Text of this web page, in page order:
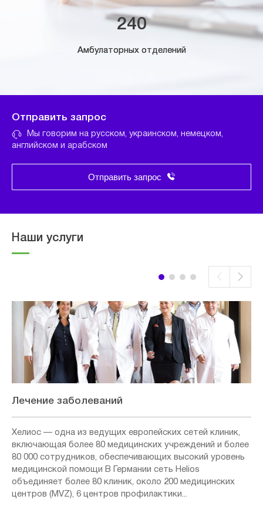
240
Амбулаторных отделений
Отправить запрос
Мы говорим на русском, украинском, немецком,
английском и арабском
Отправить запрос
Наши услуги
Лечение заболеваний
Хелиос — одна из ведущих европейских сетей клиник,
включающая более 80 медицинских учреждений и более
80 000 сотрудников, обеспечивающих высокий уровень
медицинской помощи В Германии сеть Helios
объединяет более 80 клиник, около 200 медицинских
центров (MVZ), 6 центров профилактики...